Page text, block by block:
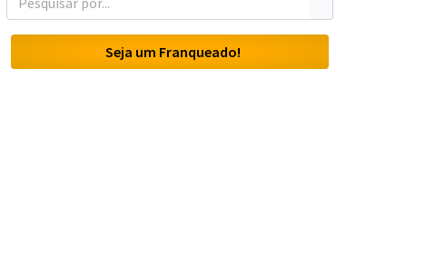
Seja um Franqueado!